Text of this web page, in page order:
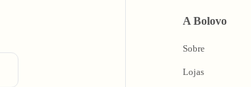
A Bolovo
Sobre
Lojas